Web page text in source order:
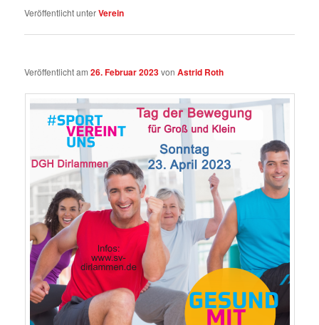
Veröffentlicht unterVerein
Veröffentlicht am26. Februar 2023vonAstrid Roth